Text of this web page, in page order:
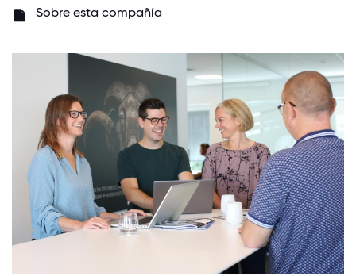
Sobre esta compañía